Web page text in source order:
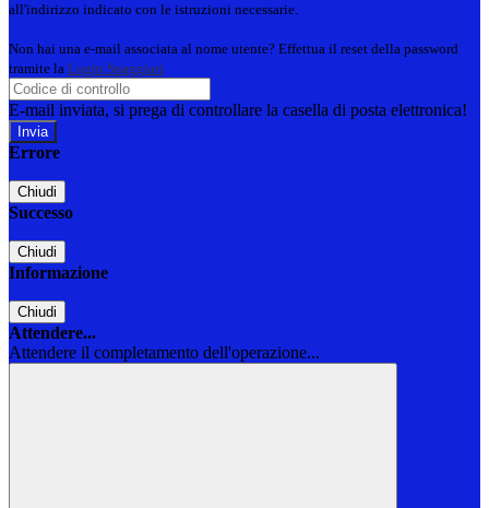
all'indirizzo indicato con le istruzioni necessarie.
Non hai una e-mail associata al nome utente? Effettua il reset della password
tramite la Login Spaggiari
E-mail inviata, si prega di controllare la casella di posta elettronica!
Errore
Chiudi
Successo
Chiudi
Informazione
Chiudi
Attendere...
Attendere il completamento dell'operazione...